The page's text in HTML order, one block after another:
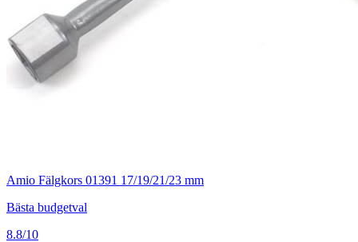
Amio Fälgkors 01391 17/19/21/23 mm
Bästa budgetval
8.8/10